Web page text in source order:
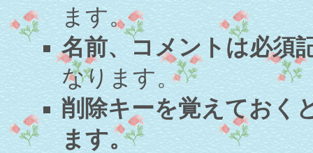
ます。
名前、コメントは必須
なります。
削除キーを覚えておく
ます。